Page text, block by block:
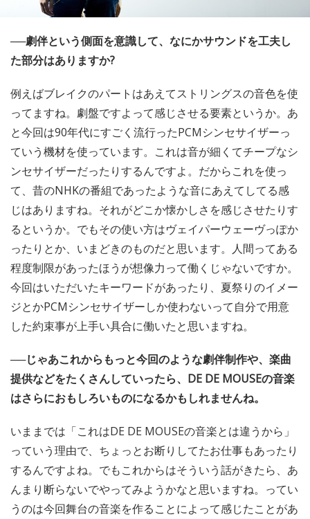
──劇伴という側面を意識して、なにかサウンドを工夫し
た部分はありますか?
例えばブレイクのパートはあえてストリングスの音色を使
ってますね。劇盤ですよって感じさせる要素というか。あ
と今回は90年代にすごく流行ったPCMシンセサイザーっ
ていう機材を使っています。これは音が細くてチープなシ
ンセサイザーだったりするんですよ。だからこれを使っ
て、昔のNHKの番組であったような音にあえてしてる感
じはありますね。それがどこか懐かしさを感じさせたりす
るというか。でもその使い方はヴェイパーウェーヴっぽか
ったりとか、いまどきのものだと思います。人間ってある
程度制限があったほうが想像力って働くじゃないですか。
今回はいただいたキーワードがあったり、夏祭りのイメー
ジとかPCMシンセサイザーしか使わないって自分で用意
した約束事が上手い具合に働いたと思いますね。
──じゃあこれからもっと今回のような劇伴制作や、楽曲
提供などをたくさんしていったら、DE DE MOUSEの音楽
はさらにおもしろいものになるかもしれませんね。
いままでは「これはDE DE MOUSEの音楽とは違うから」
っていう理由で、ちょっとお断りしてたお仕事もあったり
するんですよね。でもこれからはそういう話がきたら、あ
んまり断らないでやってみようかなと思いますね。ってい
うのは今回舞台の音楽を作ることによって感じたことがあ